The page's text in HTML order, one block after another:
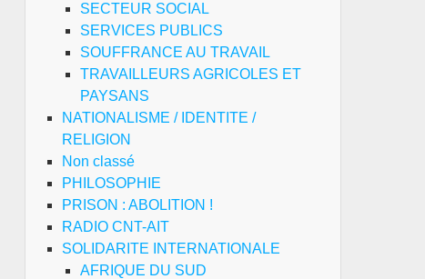
SECTEUR SOCIAL
SERVICES PUBLICS
SOUFFRANCE AU TRAVAIL
TRAVAILLEURS AGRICOLES ET
PAYSANS
NATIONALISME / IDENTITE /
RELIGION
Non classé
PHILOSOPHIE
PRISON : ABOLITION !
RADIO CNT-AIT
SOLIDARITE INTERNATIONALE
AFRIQUE DU SUD